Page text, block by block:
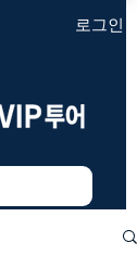
로그인